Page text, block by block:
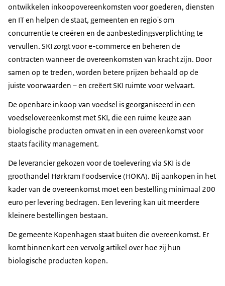
ontwikkelen inkoopovereenkomsten voor goederen, diensten
en IT en helpen de staat, gemeenten en regio's om
concurrentie te creëren en de aanbestedingsverplichting te
vervullen. SKI zorgt voor e-commerce en beheren de
contracten wanneer de overeenkomsten van kracht zijn. Door
samen op te treden, worden betere prijzen behaald op de
juiste voorwaarden – en creëert SKI ruimte voor welvaart.
De openbare inkoop van voedsel is georganiseerd in een
voedselovereenkomst met SKI, die een ruime keuze aan
biologische producten omvat en in een overeenkomst voor
staatsfacility management.
De leverancier gekozen voor de toelevering via SKI is de
groothandel Hørkram Foodservice (HOKA). Bij aankopen in het
kader van de overeenkomst moet een bestelling minimaal 200
euro per levering bedragen. Een levering kan uit meerdere
kleinere bestellingen bestaan.
De gemeente Kopenhagen staat buiten die overeenkomst. Er
komt binnenkort een vervolg artikel over hoe zij hun
biologische producten kopen.